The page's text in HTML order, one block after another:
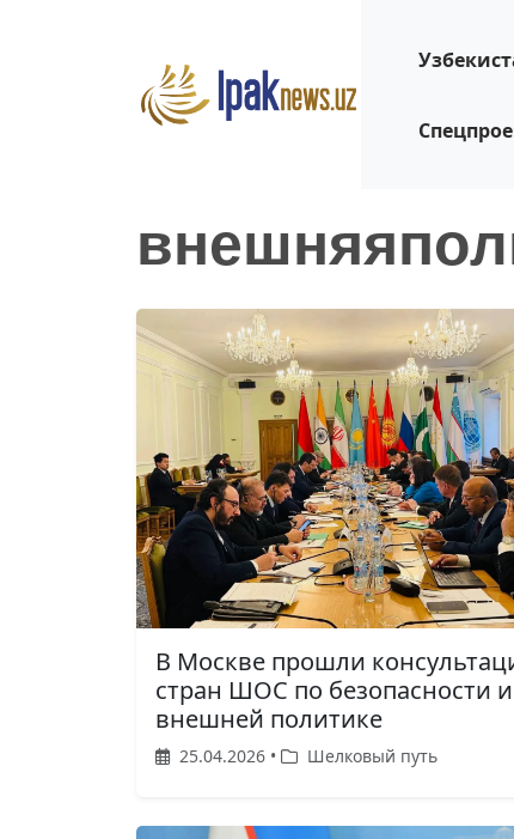
В Москве прошли
стран ШОС по безопасности и
внешней политике
25.04.2026 • Шелковый путь